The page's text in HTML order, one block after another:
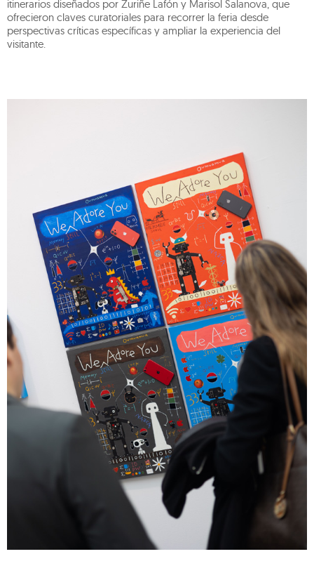
itinerarios diseñados por Zuriñe Lafón y Marisol Salanova, que
ofrecieron claves curatoriales para recorrer la feria desde
perspectivas críticas específicas y ampliar la experiencia del
visitante.